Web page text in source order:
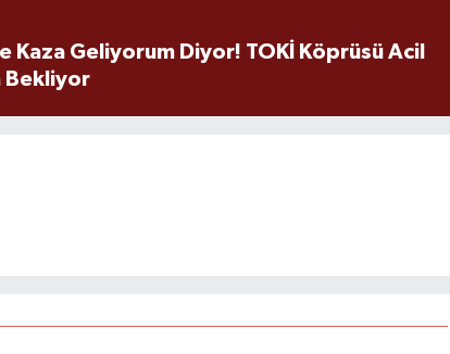
Kaza Geliyorum Diyor! TOKİ Köprüsü Acil
Bekliyor